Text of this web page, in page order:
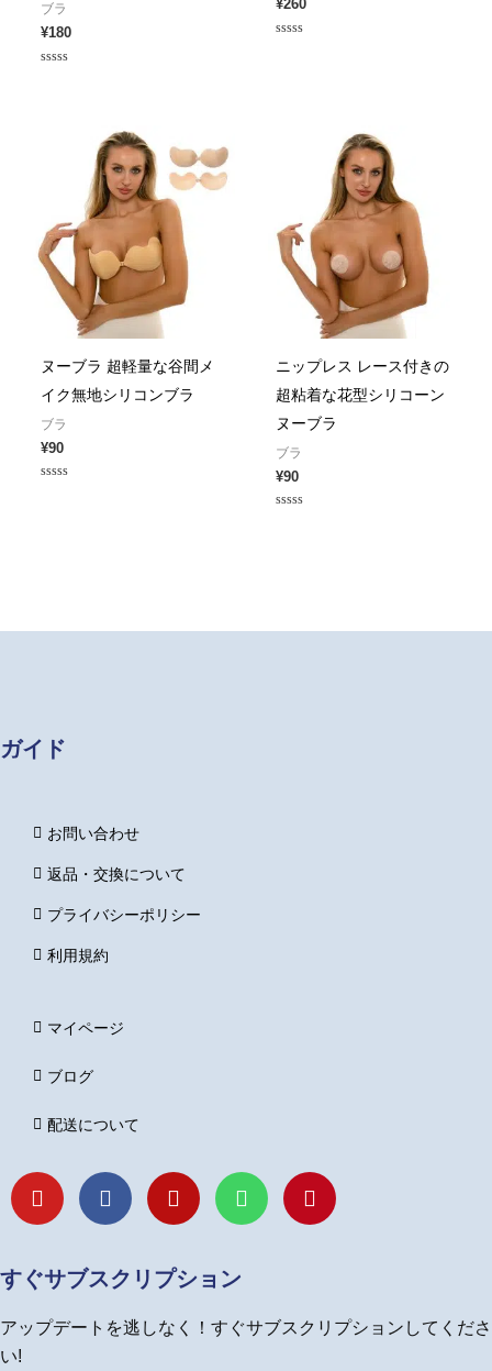
ブラ
¥180
¥260
ヌーブラ 超軽量な谷間メ
イク無地シリコンブラ
ブラ
¥90
ニップレス レース付きの
超粘着な花型シリコーン
ヌーブラ
ブラ
¥90
ガイド
お問い合わせ
返品・交換について
プライバシーポリシー
利用規約
マイページ
ブログ
配送について
Y
o
u
u
b
F
a
c
b
o
k
I
n
s
a
g
a
L
i
n
P
i
n
s
すぐサブスクリプション
アップデートを逃しなく！すぐサブスクリプションしてくださ
い!